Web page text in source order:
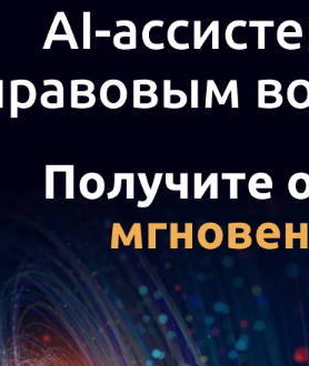
мы пришли к
изложенной в ответе,
случае нет необходимости.
вследствие причинения вреда
личности или имуществу
в полном объеме
от возмещения вреда,
обязательствам,
которому он причинен, и
(пункт 2.1)).